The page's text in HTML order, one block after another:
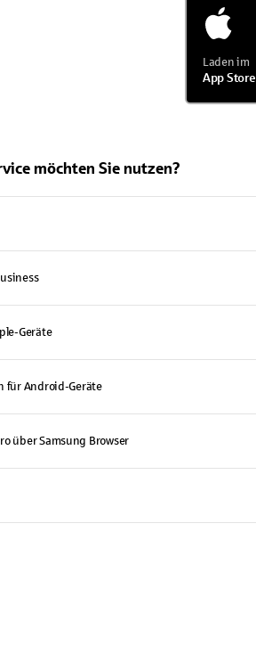
Laden im
App Store
möchten Sie nutzen?
Geräte
für Android-Geräte
über Samsung Browser